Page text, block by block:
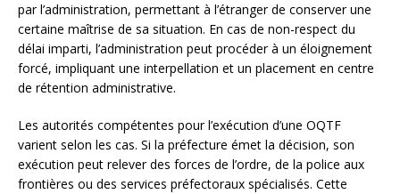
par l’administration, permettant à l’étranger de conserver une
certaine maîtrise de sa situation. En cas de non-respect du
délai imparti, l’administration peut procéder à un éloignement
forcé, impliquant une interpellation et un placement en centre
de rétention administrative.
Les autorités compétentes pour l’exécution d’une OQTF
varient selon les cas. Si la préfecture émet la décision, son
exécution peut relever des forces de l’ordre, de la police aux
frontières ou des services préfectoraux spécialisés. Cette